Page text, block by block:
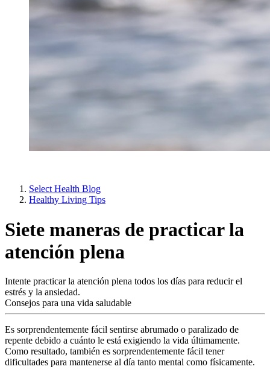
Select Health Blog
Healthy Living Tips
Siete maneras de practicar la
atención plena
Intente practicar la atención plena todos los días para reducir el
estrés y la ansiedad.
Consejos para una vida saludable
Es sorprendentemente fácil sentirse abrumado o paralizado de
repente debido a cuánto le está exigiendo la vida últimamente.
Como resultado, también es sorprendentemente fácil tener
dificultades para mantenerse al día tanto mental como físicamente.